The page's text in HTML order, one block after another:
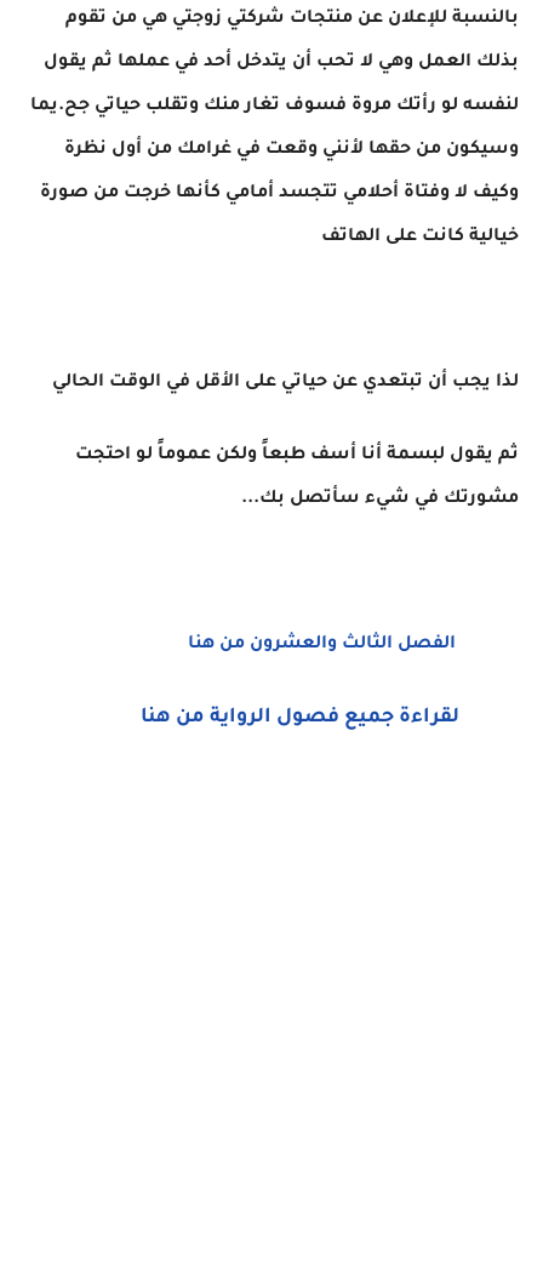
بالنسبة للإعلان عن منتجات شركتي زوجتي هي من تقوم
بذلك العمل وهي لا تحب أن يتدخل أحد في عملها ثم يقول
لنفسه لو رأتك مروة فسوف تغار منك وتقلب حياتي جح.يما
وسيكون من حقها لأنني وقعت في غرامك من أول نظرة
وكيف لا وفتاة أحلامي تتجسد أمامي كأنها خرجت من صورة
خيالية كانت على الهاتف
لذا يجب أن تبتعدي عن حياتي على الأقل في الوقت الحالي
ثم يقول لبسمة أنا أسف طبعاً ولكن عموماً لو احتجت
مشورتك في شيء سأتصل بك...
الفصل الثالث والعشرون من هنا
لقراءة جميع فصول الرواية من هنا